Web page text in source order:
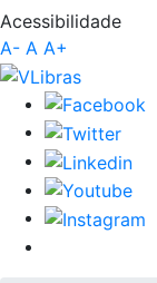
Acessibilidade
A- A A+